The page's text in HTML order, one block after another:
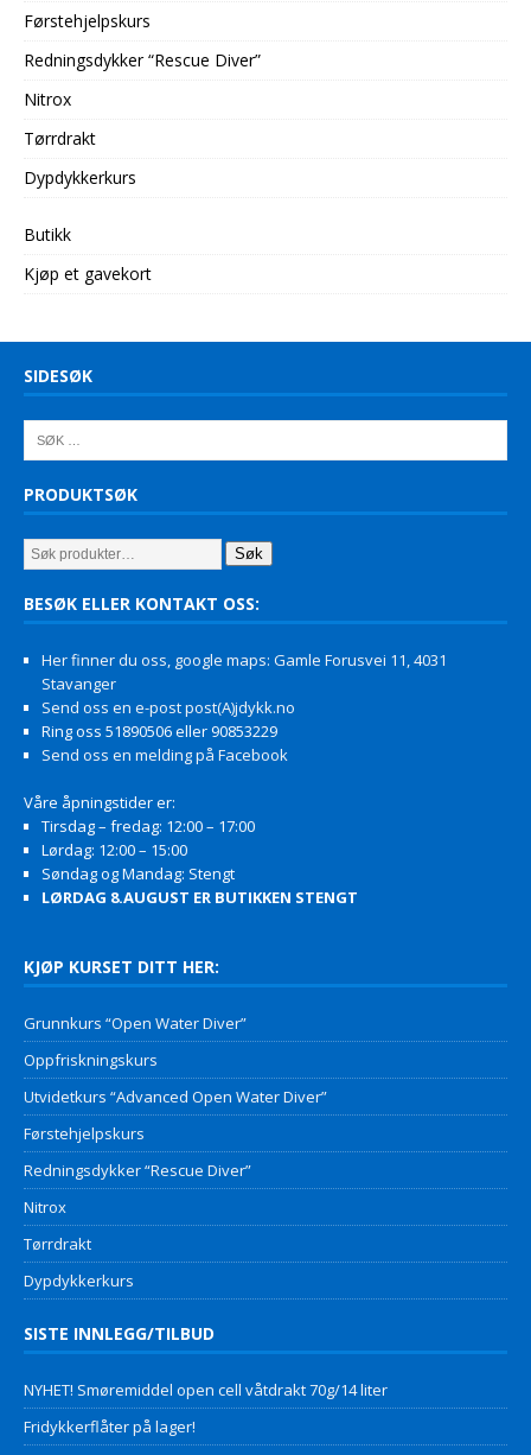
Førstehjelpskurs
Redningsdykker “Rescue Diver”
Nitrox
Tørrdrakt
Dypdykkerkurs
Butikk
Kjøp et gavekort
SIDESØK
PRODUKTSØK
Søk
BESØK ELLER KONTAKT OSS:
Her finner du oss, google maps: Gamle Forusvei 11, 4031
Stavanger
Send oss en e-post post(A)jdykk.no
Ring oss 51890506 eller 90853229
Send oss en melding på Facebook
Våre åpningstider er:
Tirsdag – fredag: 12:00 – 17:00
Lørdag: 12:00 – 15:00
Søndag og Mandag: Stengt
LØRDAG 8.AUGUST ER BUTIKKEN STENGT
KJØP KURSET DITT HER:
Grunnkurs “Open Water Diver”
Oppfriskningskurs
Utvidetkurs “Advanced Open Water Diver”
Førstehjelpskurs
Redningsdykker “Rescue Diver”
Nitrox
Tørrdrakt
Dypdykkerkurs
SISTE INNLEGG/TILBUD
NYHET! Smøremiddel open cell våtdrakt 70g/14 liter
Fridykkerflåter på lager!